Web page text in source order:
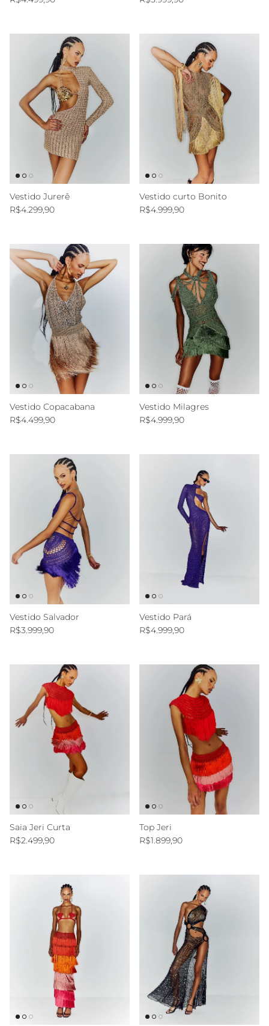
Vestido Jurerê
Preço normal
R$4.299,90
Vestido curto Bonito
Preço normal
R$4.999,90
Vestido Copacabana
Preço normal
R$4.499,90
Vestido Milagres
Preço normal
R$4.999,90
Vestido Salvador
Preço normal
R$3.999,90
Vestido Pará
Preço normal
R$4.999,90
Saia Jeri Curta
Preço normal
R$2.499,90
Top Jeri
Preço normal
R$1.899,90